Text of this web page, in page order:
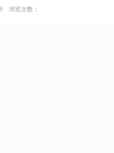
浏览次数：